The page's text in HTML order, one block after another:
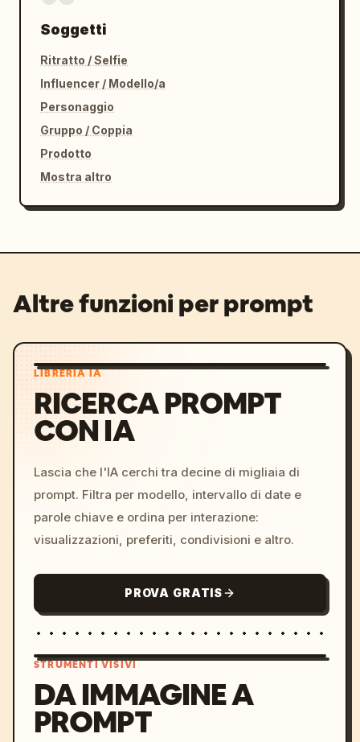
Soggetti
Ritratto / Selfie
Influencer / Modello/a
Personaggio
Gruppo / Coppia
Prodotto
Mostra altro
Altre funzioni per prompt
LIBRERIA IA
RICERCA PROMPT
CON IA
Lascia che l'IA cerchi tra decine di migliaia di
prompt. Filtra per modello, intervallo di date e
parole chiave e ordina per interazione:
visualizzazioni, preferiti, condivisioni e altro.
PROVA GRATIS
STRUMENTI VISIVI
DA IMMAGINE A
PROMPT